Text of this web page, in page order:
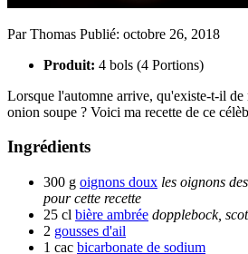
ParThomas Publié: octobre 26, 2018
Produit: 4 bols (4 Portions)
Lorsque l'automne arrive, qu'existe-t-il
onion soupe ? Voici ma recette de ce
Ingrédients
300 g oignons doux les oignons
pour cette recette
25 cl bière ambrée dopplebock,
2 gousses d'ail
1 cac bicarbonate de sodium